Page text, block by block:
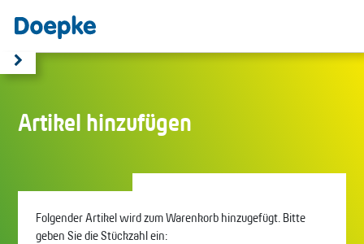
Artikel hinzufügen
Folgender Artikel wird zum Warenkorb hinzugefügt. Bitte
geben Sie die Stückzahl ein: